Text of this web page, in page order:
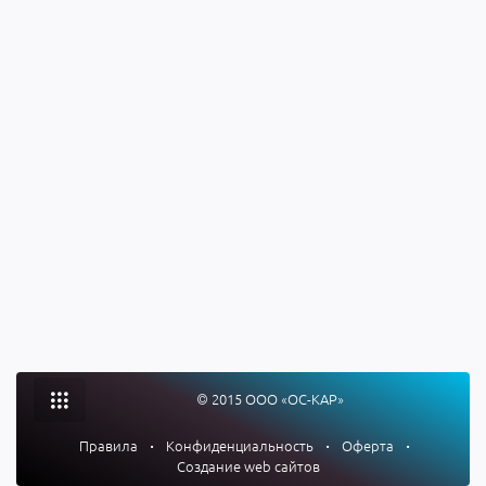
© 2015 ООО «ОС-КАР»
Правила • Конфиденциальность • Оферта
•
Создание web сайтов